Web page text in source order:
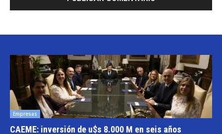
Empresas
CAEME: inversión de u$s 8.000 M en seis años